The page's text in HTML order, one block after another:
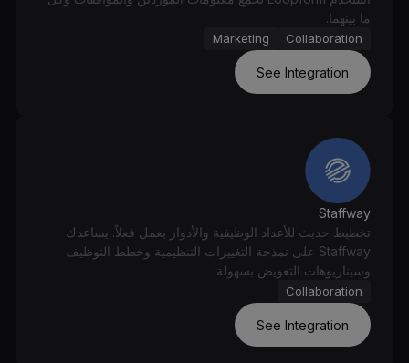
ما بينهما.
Collaboration
Marketing
See Integration
Staffway
تخطيط حديث للأعداد الوظيفية والأدوار يعمل فعلاً. يساعدك
Staffway على نمذجة التغييرات التنظيمية وخطط التوظيف
وسيناريوهات التعويض بسهولة.
Collaboration
See Integration